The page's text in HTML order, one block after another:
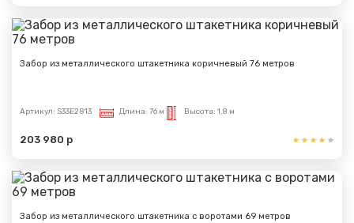
Забор из металлического штакетника коричневый 76 метров
Артикул: S33E2813 Длина: 76 м Высота: 1,8 м
203 980 р
Забор из металлического штакетника с воротами 69 метров